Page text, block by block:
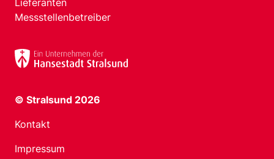
Lieferanten
Messstellenbetreiber
© Stralsund 2026
Kontakt
Impressum